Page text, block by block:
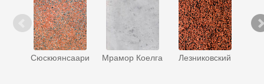
Сюскюянсаари Мрамор Коелга Лезниковский